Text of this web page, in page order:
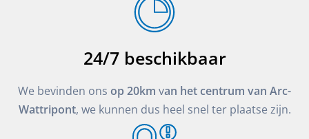
24/7 beschikbaar
We bevinden ons op 20km van het centrum van Arc-
Wattripont, we kunnen dus heel snel ter plaatse zijn.